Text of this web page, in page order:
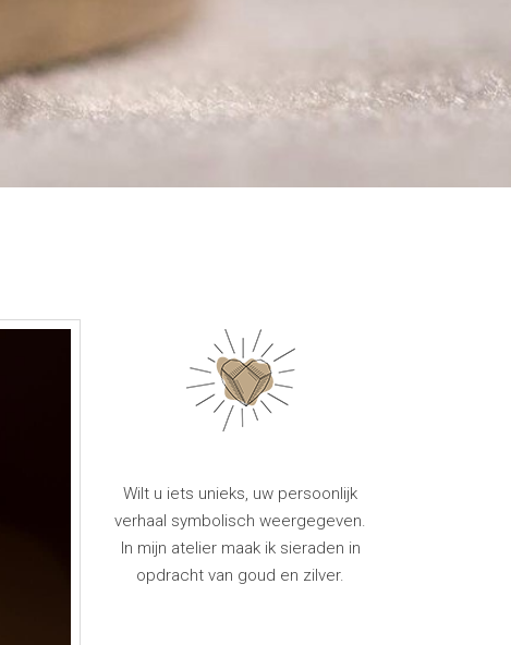
Wilt u iets unieks, uw persoonlijk
verhaal symbolisch weergegeven.
In mijn atelier maak ik sieraden in
opdracht van goud en zilver.